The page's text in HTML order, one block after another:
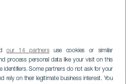
our 14 partnersuse cookies or similar
process personal data like your visit on this
identifiers. Some partners do not ask for your
rely on their legitimate business interest. You